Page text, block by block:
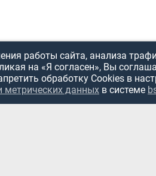
работы сайта, анализа
на «Я согласен», Вы
обработку Cookies в
метрических данных в системе